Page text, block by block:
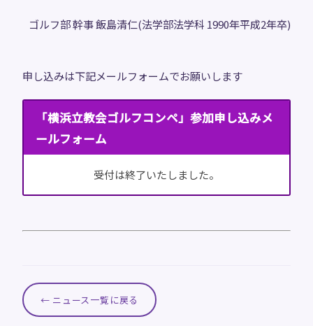
ゴルフ部 幹事 飯島清仁(法学部法学科 1990年平成2年卒)
申し込みは下記メールフォームでお願いします
「横浜立教会ゴルフコンペ」参加申し込みメ
ールフォーム
受付は終了いたしました。
← ニュース一覧に戻る